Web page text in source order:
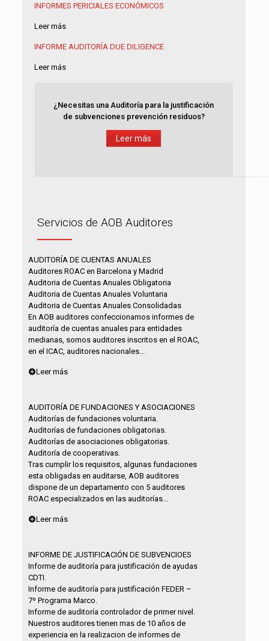
INFORMES PERICIALES ECONÓMICOS
Leer más
INFORME AUDITORÍA DUE DILIGENCE
Leer más
¿Necesitas una Auditoría para la justificación
de subvenciones prevención residuos?
Leer más
Servicios de AOB Auditores
AUDITORÍA DE CUENTAS ANUALES
Auditores ROAC en Barcelona y Madrid
Auditoria de Cuentas Anuales Obligatoria
Auditoria de Cuentas Anuales Voluntaria
Auditoria de Cuentas Anuales Consolidadas
En AOB auditores confeccionamos informes de
auditoría de cuentas anuales para entidades
medianas, somos auditores inscritos en el ROAC,
en el ICAC, auditores nacionales...
Leer más
AUDITORÍA DE FUNDACIONES Y ASOCIACIONES
Auditorías de fundaciones voluntaria.
Auditorías de fundaciones obligatorias.
Auditorías de asociaciones obligatorias.
Auditoría de cooperativas.
Tras cumplir los requisitos, algunas fundaciones
esta obligadas en auditarse, AOB auditores
dispone de un departamento con 5 auditores
ROAC especializados en las auditorías...
Leer más
INFORME DE JUSTIFICACIÓN DE SUBVENCIOES
Informe de auditoría para justificación de ayudas
CDTI.
Informe de auditoría para justificación FEDER –
7º Programa Marco.
Informe de auditoría controlador de primer nivel.
Nuestros auditores tienen mas de 10 años de
experiencia en la realizacion de informes de